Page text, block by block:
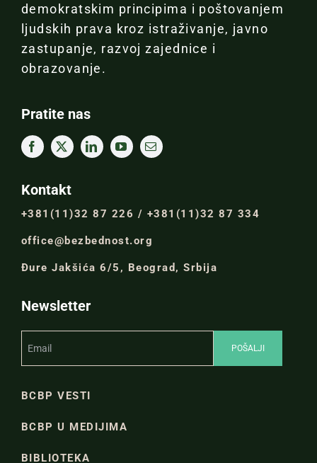
demokratskim principima i poštovanjem
ljudskih prava kroz istraživanje, javno
zastupanje, razvoj zajednice i
obrazovanje.
Pratite nas
Kontakt
+381(11)32 87 226 / +381(11)32 87 334
office@bezbednost.org
Đure Jakšića 6/5, Beograd, Srbija
Newsletter
BCBP VESTI
BCBP U MEDIJIMA
BIBLIOTEKA